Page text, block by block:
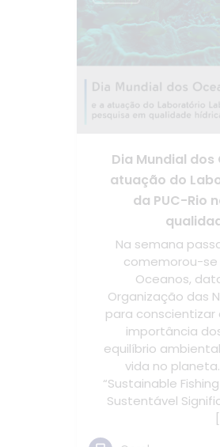
Dia Mundial dos
atuação do
da PUC-Rio
Na semana
comemorou-se
Oceanos,
Organização das
para
importância
equilíbrio
vida no
“Sustainable
Sustentável